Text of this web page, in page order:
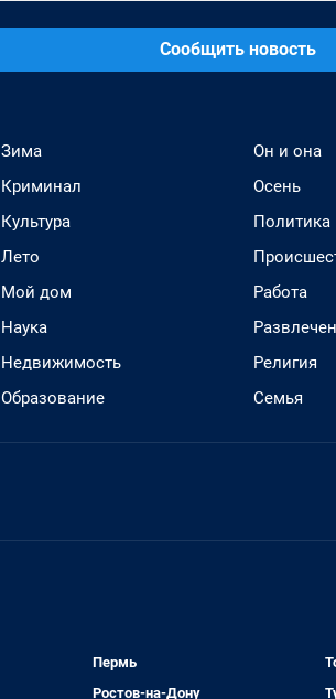
Сообщить новость
Зима
Криминал
Культура
Лето
Мой дом
Наука
Недвижимость
Образование
Он и она
Осень
Политика
Работа
Религия
Семья
Пермь
Ростов-на-Дону